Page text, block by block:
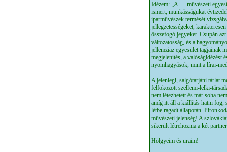
Idézem: „A … művészeti
ismert, munkásságukat
iparművészek termését
jellegzetességeket,
összefogó jegyeket. Csupán
változatosság, és a
jellemziaz egyesület tagjainak
megjelenítés, a valóságidézést
nyomhagyások, mint a lírai-
A jelenlegi, salgótarjáni tárlat
felfokozott szellemi-lelki-
nem létezhetett és már soha
amíg itt áll a kiállítás hatni fog,
létbe ragadt állapotán.
művészeti jelenség! A
sikerült létrehoznia a két
Hölgyeim és uraim!